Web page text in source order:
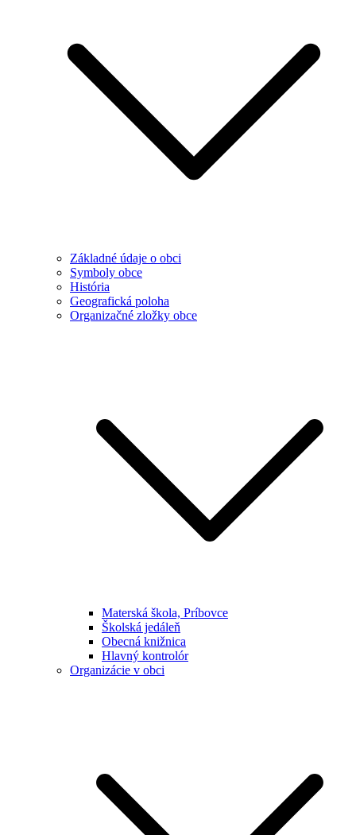
Základné údaje o obci
Symboly obce
História
Geografická poloha
Organizačné zložky obce
Materská škola, Príbovce
Školská jedáleň
Obecná knižnica
Hlavný kontrolór
Organizácie v obci